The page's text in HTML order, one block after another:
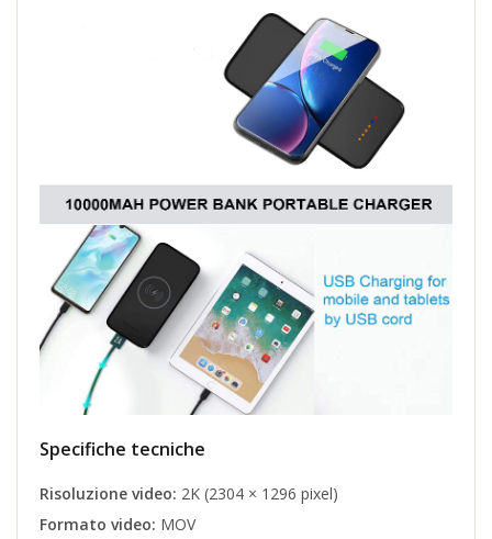
Specifiche tecniche
Risoluzione video: 2K (2304 × 1296 pixel)
Formato video: MOV